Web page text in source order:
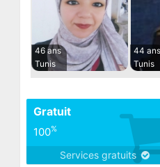
46 ans
Tunis
44 ans
Tunis
Gratuit
100%
Services gratuits